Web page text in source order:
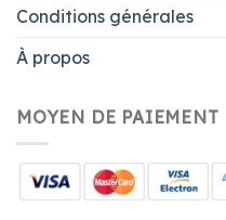
Conditions générales
À propos
MOYEN DE PAIEMENT